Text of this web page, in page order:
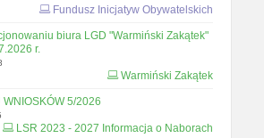
Fundusz Inicjatyw Obywatelskich
biura LGD "Warmiński Zakątek"
r.
Warmiński Zakątek
5/2026
LSR 2023 - 2027 Informacja o Naborach